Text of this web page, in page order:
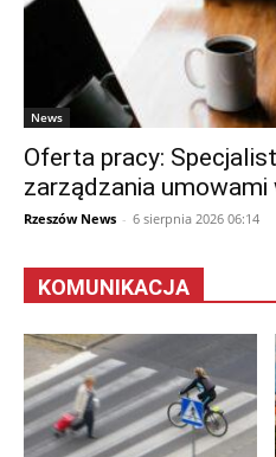
News
Oferta pracy:
zarządzania umowami
Rzeszów News - 6 sierpnia 2026 06:14
KOMUNIKACJA